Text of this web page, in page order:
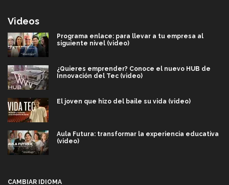
Videos
Programa enlace: para llevar a tu empresa al
siguiente nivel (video)
¿Quieres emprender? Conoce el nuevo HUB de
Innovación del Tec (video)
El joven que hizo del baile su vida (video)
Aula Futura: transformar la experiencia educativa
(video)
CAMBIAR IDIOMA